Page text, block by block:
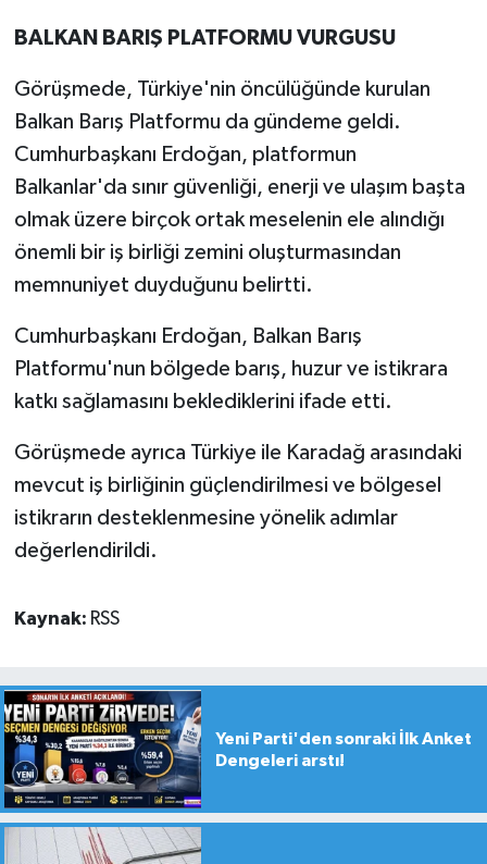
BALKAN BARIŞ PLATFORMU VURGUSU
Görüşmede, Türkiye'nin öncülüğünde kurulan
Balkan Barış Platformu da gündeme geldi.
Cumhurbaşkanı Erdoğan, platformun
Balkanlar'da sınır güvenliği, enerji ve ulaşım başta
olmak üzere birçok ortak meselenin ele alındığı
önemli bir iş birliği zemini oluşturmasından
memnuniyet duyduğunu belirtti.
Cumhurbaşkanı Erdoğan, Balkan Barış
Platformu'nun bölgede barış, huzur ve istikrara
katkı sağlamasını beklediklerini ifade etti.
Görüşmede ayrıca Türkiye ile Karadağ arasındaki
mevcut iş birliğinin güçlendirilmesi ve bölgesel
istikrarın desteklenmesine yönelik adımlar
değerlendirildi.
Kaynak: RSS
Yeni Parti'den sonraki İlk Anket
Dengeleri arstı!